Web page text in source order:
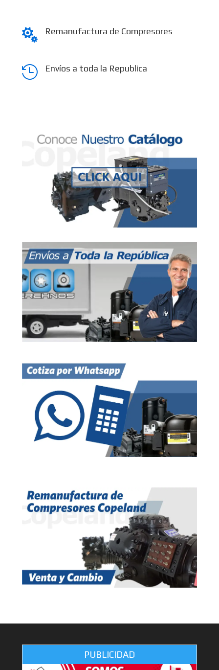
 Remanufactura de Compresores
 Envíos a toda la Republica
PUBLICIDAD